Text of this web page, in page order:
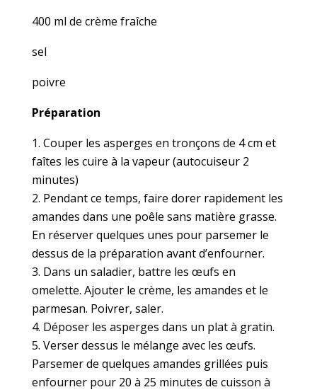
400 ml de crème fraîche
sel
poivre
Préparation
Couper les asperges en tronçons de 4 cm et
faîtes les cuire à la vapeur (autocuiseur 2
minutes)
Pendant ce temps, faire dorer rapidement les
amandes dans une poêle sans matière grasse.
En réserver quelques unes pour parsemer le
dessus de la préparation avant d’enfourner.
Dans un saladier, battre les œufs en
omelette. Ajouter le crème, les amandes et le
parmesan. Poivrer, saler.
Déposer les asperges dans un plat à gratin.
Verser dessus le mélange avec les œufs.
Parsemer de quelques amandes grillées puis
enfourner pour 20 à 25 minutes de cuisson à